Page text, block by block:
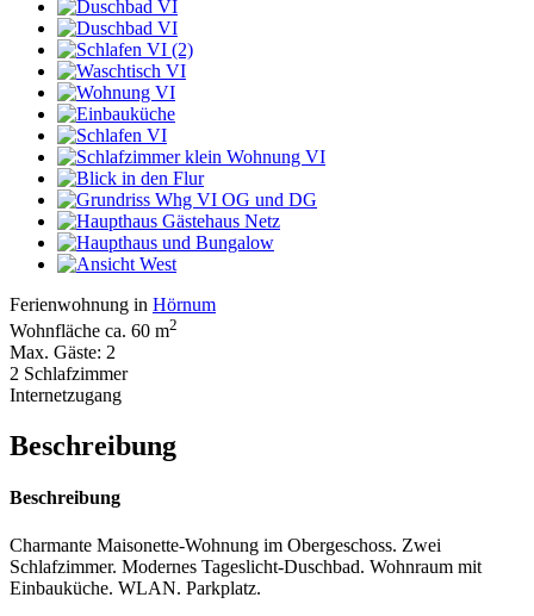
Ferienwohnung in Hörnum
Wohnfläche ca. 60 m2
Max. Gäste: 2
2 Schlafzimmer
Internetzugang
Beschreibung
Beschreibung
Charmante Maisonette-Wohnung im Obergeschoss. Zwei
Schlafzimmer. Modernes Tageslicht-Duschbad. Wohnraum mit
Einbauküche. WLAN. Parkplatz.